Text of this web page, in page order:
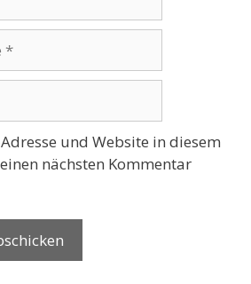
und Website in diesem
nächsten Kommentar